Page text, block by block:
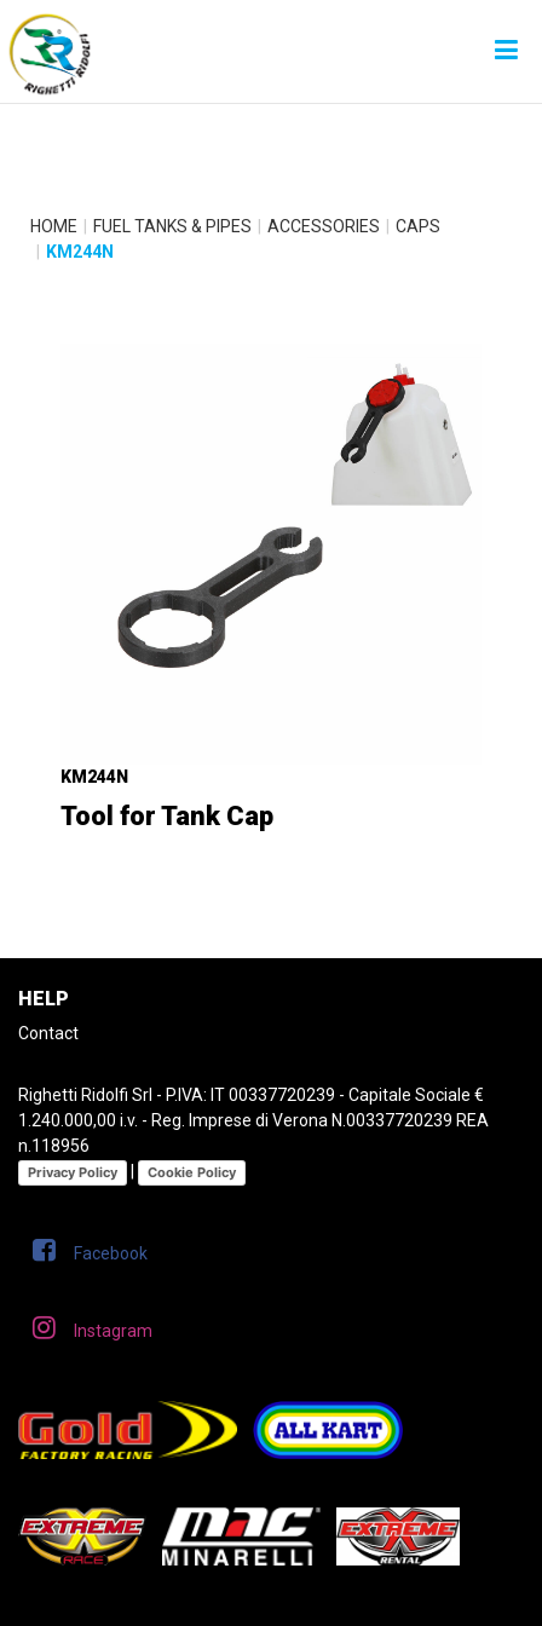
HOME FUEL TANKS & PIPES ACCESSORIES
CAPS
KM244N
KM244N
Tool for Tank Cap
HELP
Contact
Righetti Ridolfi Srl - P.IVA: IT 00337720239 - Capitale Sociale €
1.240.000,00 i.v. - Reg. Imprese di Verona N.00337720239 REA
n.118956
Privacy Policy Cookie Policy
Facebook
Instagram